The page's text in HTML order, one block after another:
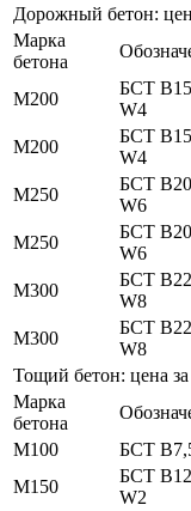
Дорожный бетон:
Марка
бетона
М200
БСТ
W4
М200
БСТ
W4
М250
БСТ
W6
М250
БСТ
W6
М300
БСТ
W8
М300
БСТ
W8
Тощий бетон: цена за
Марка
бетона
М100
БСТ
М150
БСТ
W2